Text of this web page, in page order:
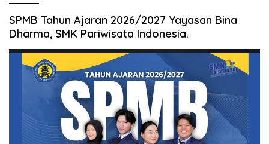
SPMB Tahun Ajaran 2026/2027 Yayasan Bina
Dharma, SMK Pariwisata Indonesia.